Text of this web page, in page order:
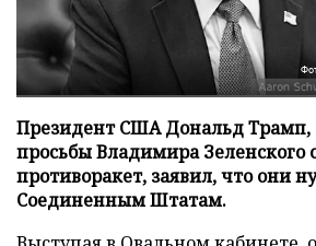
Президент США Дональд Трамп,
просьбы Владимира Зеленского
противоракет, заявил, что они
Соединенным Штатам.